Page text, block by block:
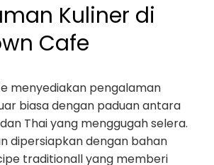
Kuliner di
Cafe
menyediakan pengalaman
biasa dengan paduan antara
Thai yang menggugah selera.
dipersiapkan dengan bahan
traditionall yang memberi